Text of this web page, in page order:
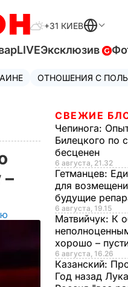
+31 КИЕВ
LIVEЭксклюзив
ОТНОШЕНИЯ С
–
СВЕЖИЕ
Чепинога:
Билецкого по
бесценен
6 августа, 21.32
Гетманцев:
для
будущие
6 августа, 19.15
Матвийчук: К
хорошо –
6 августа, 16.26
Казанский:
Год назад